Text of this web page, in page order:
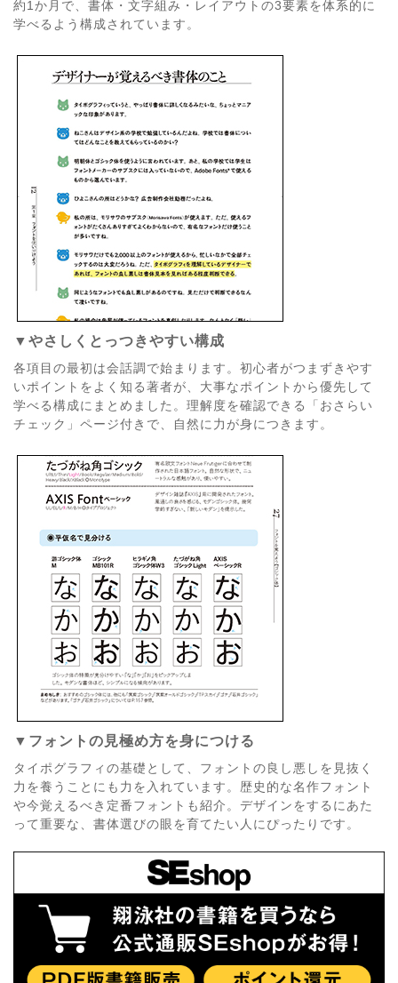
約1か月で、書体・文字組み・レイアウトの3要素を体系的に
学べるよう構成されています。
▼やさしくとっつきやすい構成
各項目の最初は会話調で始まります。初心者がつまずきやす
いポイントをよく知る著者が、大事なポイントから優先して
学べる構成にまとめました。理解度を確認できる「おさらい
チェック」ページ付きで、自然に力が身につきます。
▼フォントの見極め方を身につける
タイポグラフィの基礎として、フォントの良し悪しを見抜く
力を養うことにも力を入れています。歴史的な名作フォント
や今覚えるべき定番フォントも紹介。デザインをするにあた
って重要な、書体選びの眼を育てたい人にぴったりです。